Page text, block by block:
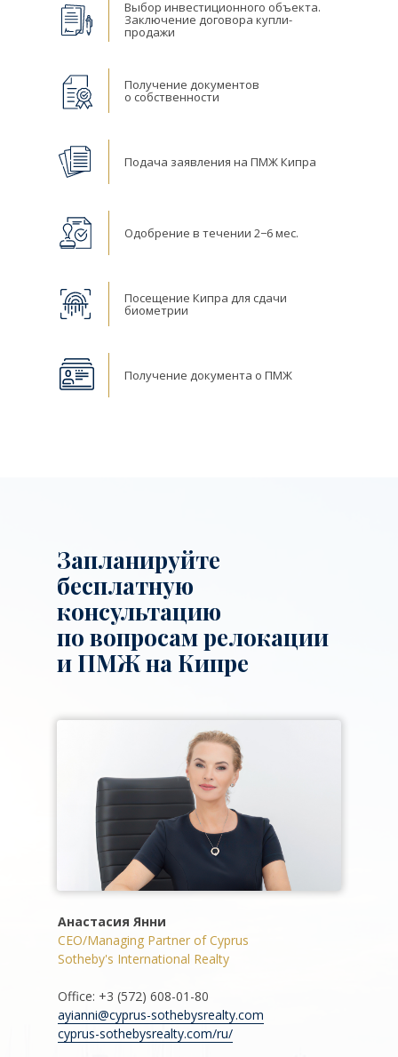
Выбор инвестиционного объекта.
Заключение договора купли-
продажи
Получение документов
о собственности
Подача заявления на ПМЖ Кипра
Одобрение в течении 2−6 мес.
Посещение Кипра для сдачи
биометрии
Получение документа о ПМЖ
Запланируйте
бесплатную
консультацию
по вопросам релокации
и ПМЖ на Кипре
Анастасия Янни
CEO/Managing Partner of Cyprus
Sotheby's International Realty
Office: +3 (572) 608-01-80
ayianni@cyprus-sothebysrealty.com
cyprus-sothebysrealty.com/ru/